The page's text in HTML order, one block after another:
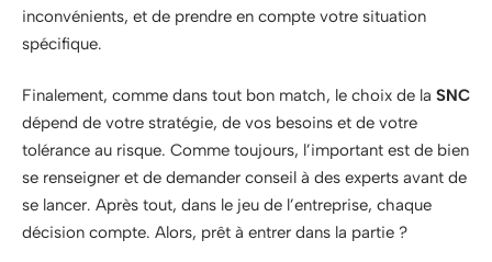
inconvénients, et de prendre en compte votre situation
spécifique.
Finalement, comme dans tout bon match, le choix de la SNC
dépend de votre stratégie, de vos besoins et de votre
tolérance au risque. Comme toujours, l’important est de bien
se renseigner et de demander conseil à des experts avant de
se lancer. Après tout, dans le jeu de l’entreprise, chaque
décision compte. Alors, prêt à entrer dans la partie ?